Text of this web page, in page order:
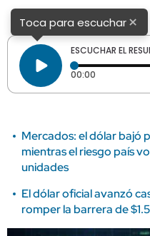
Toca para escuchar×
ESCUCHAR EL
00:00 Tiempo
Mercados: el dólar bajó
mientras el riesgo país
unidades
El dólar oficial avanzó
romper la barrera de